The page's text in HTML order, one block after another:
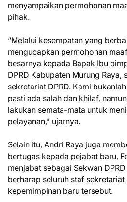
menyampaikan permohonan
pihak.
“Melalui kesempatan yang
mengucapkan permohonan
besarnya kepada Bapak Ibu
DPRD Kabupaten Murung Raya,
sekretariat DPRD. Kami
pasti ada salah dan khilaf,
lakukan semata-mata untuk
pelayanan,” ujarnya.
Selain itu, Andri Raya juga
bertugas kepada pejabat baru,
menjabat sebagai Sekwan
berharap seluruh staf
kepemimpinan baru tersebut.